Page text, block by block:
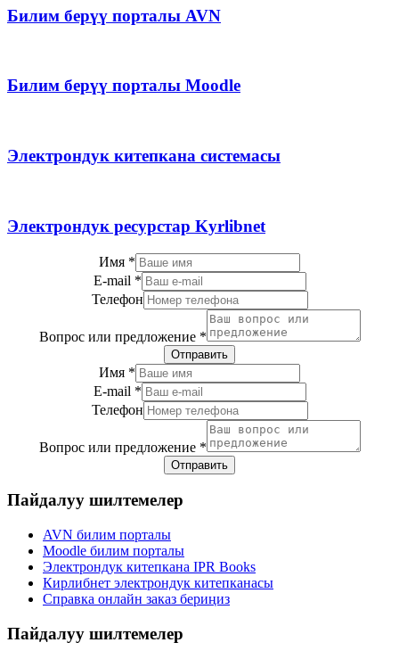
Билим берүү порталы AVN
Билим берүү порталы Moodle
Электрондук китепкана системасы
Электрондук ресурстар Kyrlibnet
Имя *
E-mail *
Телефон
Вопрос или предложение *
Отправить
Имя *
E-mail *
Телефон
Вопрос или предложение *
Отправить
Пайдалуу шилтемелер
AVN билим порталы
Moodle билим порталы
Электрондук китепкана IPR Books
Кирлибнет электрондук китепканасы
Справка онлайн заказ бериңиз
Пайдалуу шилтемелер